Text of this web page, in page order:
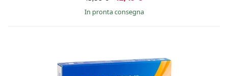
in pronta consegna